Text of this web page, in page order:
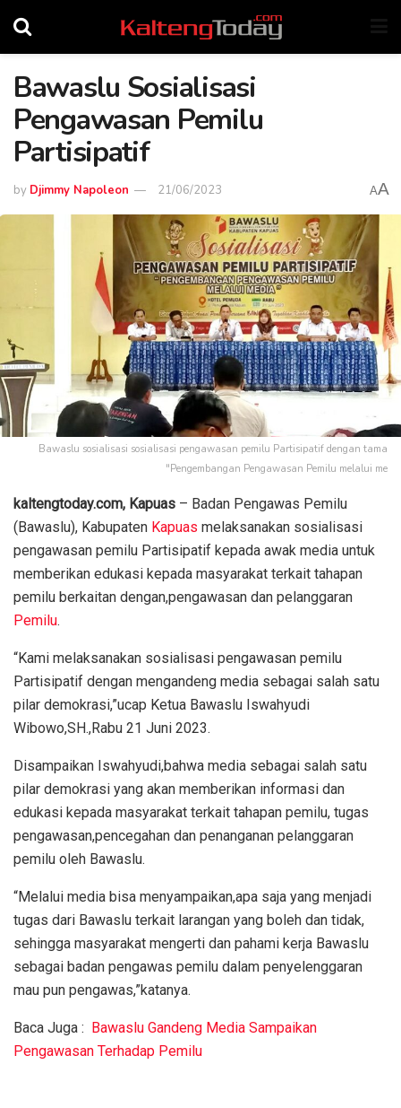
Bawaslu Sosialisasi
Pengawasan Pemilu
Partisipatif
by Djimmy Napoleon 21/06/2023 AA
Bawaslu sosialisasi sosialisasi pengawasan pemilu Partisipatif dengan tama
"Pengembangan Pengawasan Pemilu melalui me
kaltengtoday.com, Kapuas – Badan Pengawas Pemilu
(Bawaslu), Kabupaten Kapuas melaksanakan sosialisasi
pengawasan pemilu Partisipatif kepada awak media untuk
memberikan edukasi kepada masyarakat terkait tahapan
pemilu berkaitan dengan,pengawasan dan pelanggaran
Pemilu.
“Kami melaksanakan sosialisasi pengawasan pemilu
Partisipatif dengan mengandeng media sebagai salah satu
pilar demokrasi,”ucap Ketua Bawaslu Iswahyudi
Wibowo,SH.,Rabu 21 Juni 2023.
Disampaikan Iswahyudi,bahwa media sebagai salah satu
pilar demokrasi yang akan memberikan informasi dan
edukasi kepada masyarakat terkait tahapan pemilu, tugas
pengawasan,pencegahan dan penanganan pelanggaran
pemilu oleh Bawaslu.
“Melalui media bisa menyampaikan,apa saja yang menjadi
tugas dari Bawaslu terkait larangan yang boleh dan tidak,
sehingga masyarakat mengerti dan pahami kerja Bawaslu
sebagai badan pengawas pemilu dalam penyelenggaran
mau pun pengawas,”katanya.
Baca Juga : Bawaslu Gandeng Media Sampaikan
Pengawasan Terhadap Pemilu